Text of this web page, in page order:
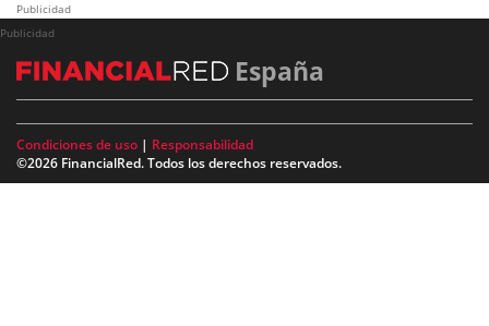
Publicidad
Publicidad
España
Condiciones de uso | Responsabilidad
©2026 FinancialRed. Todos los derechos reservados.